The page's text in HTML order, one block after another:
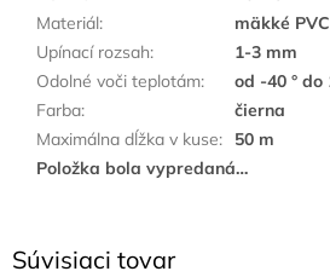
Súvisiaci tovar
Materiál:
mäkké
Upínací rozsah:
1-3 mm
Odolné voči teplotám:
od -40 ° do
Farba:
čierna
Maximálna dĺžka v kuse:
50 m
Položka bola vypredaná…